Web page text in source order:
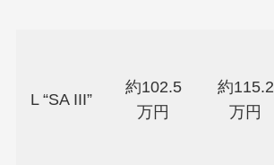
L “SA III”
約102.5
万円
約115.2
万円